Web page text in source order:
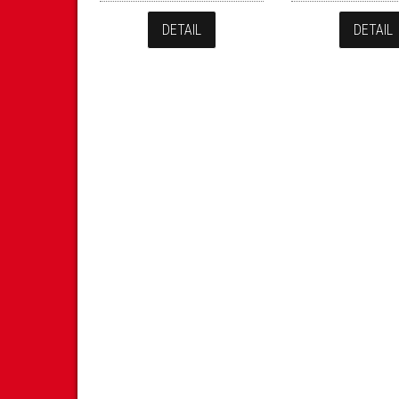
DETAIL DETAIL